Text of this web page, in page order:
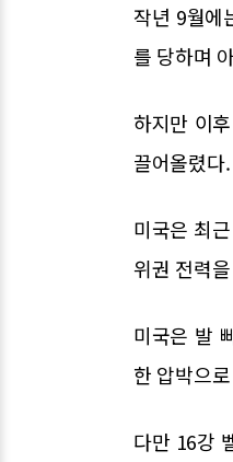
작년 9월에
를 당하며
하지만 이
끌어올렸다
미국은 최
위권 전력
미국은 발
한 압박으
다만 16강